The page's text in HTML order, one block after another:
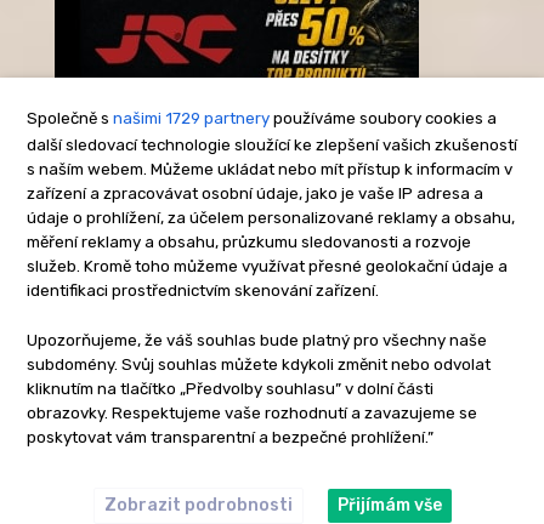
Společně s našimi 1729 partnery používáme soubory cookies a
další sledovací technologie sloužící ke zlepšení vašich zkušeností
s naším webem. Můžeme ukládat nebo mít přístup k informacím v
zařízení a zpracovávat osobní údaje, jako je vaše IP adresa a
údaje o prohlížení, za účelem personalizované reklamy a obsahu,
měření reklamy a obsahu, průzkumu sledovanosti a rozvoje
služeb. Kromě toho můžeme využívat přesné geolokační údaje a
identifikaci prostřednictvím skenování zařízení.
Upozorňujeme, že váš souhlas bude platný pro všechny naše
subdomény. Svůj souhlas můžete kdykoli změnit nebo odvolat
kliknutím na tlačítko „Předvolby souhlasu” v dolní části
obrazovky. Respektujeme vaše rozhodnutí a zavazujeme se
poskytovat vám transparentní a bezpečné prohlížení.”
Zobrazit podrobnosti Přijímám vše
-Reklama-